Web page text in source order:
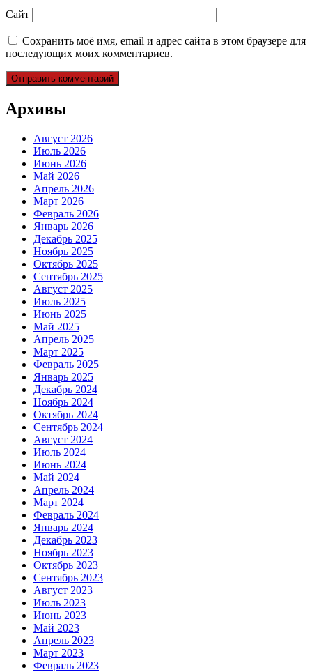
Сайт
Сохранить моё имя, email и адрес сайта в этом браузере для
последующих моих комментариев.
Архивы
Август 2026
Июль 2026
Июнь 2026
Май 2026
Апрель 2026
Март 2026
Февраль 2026
Январь 2026
Декабрь 2025
Ноябрь 2025
Октябрь 2025
Сентябрь 2025
Август 2025
Июль 2025
Июнь 2025
Май 2025
Апрель 2025
Март 2025
Февраль 2025
Январь 2025
Декабрь 2024
Ноябрь 2024
Октябрь 2024
Сентябрь 2024
Август 2024
Июль 2024
Июнь 2024
Май 2024
Апрель 2024
Март 2024
Февраль 2024
Январь 2024
Декабрь 2023
Ноябрь 2023
Октябрь 2023
Сентябрь 2023
Август 2023
Июль 2023
Июнь 2023
Май 2023
Апрель 2023
Март 2023
Февраль 2023